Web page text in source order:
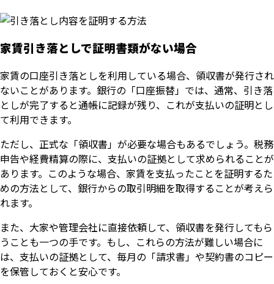
家賃引き落としで証明書類がない場合
家賃の口座引き落としを利用している場合、領収書が発行され
ないことがあります。銀行の「口座振替」では、通常、引き落
としが完了すると通帳に記録が残り、これが支払いの証明とし
て利用できます。
ただし、正式な「領収書」が必要な場合もあるでしょう。税務
申告や経費精算の際に、支払いの証拠として求められることが
あります。このような場合、家賃を支払ったことを証明するた
めの方法として、銀行からの取引明細を取得することが考えら
れます。
また、大家や管理会社に直接依頼して、領収書を発行してもら
うことも一つの手です。もし、これらの方法が難しい場合に
は、支払いの証拠として、毎月の「請求書」や契約書のコピー
を保管しておくと安心です。